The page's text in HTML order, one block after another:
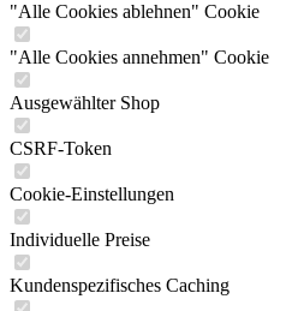
"Alle Cookies ablehnen" Cookie
"Alle Cookies annehmen" Cookie
Ausgewählter Shop
CSRF-Token
Cookie-Einstellungen
Individuelle Preise
Kundenspezifisches Caching